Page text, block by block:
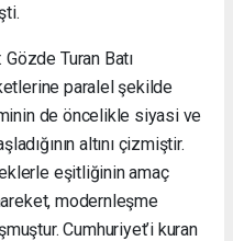
Turan Batı
paralel şekilde
de öncelikle siyasi ve
altını çizmiştir.
eşitliğinin amaç
modernleşme
Cumhuriyet’i kuran